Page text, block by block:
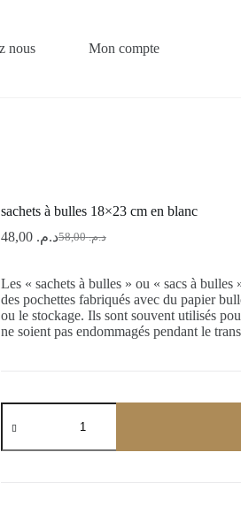
nous Mon compte
sachets à bulles 18×23 cm en blanc
د.م.58,00
Le
initial
était :
د.م. 58,00.
د.م. 48,00
Le
actuel
est :
د.م. 48,00.
Les « sachets à bulles » ou « sacs à bulles
des pochettes fabriqués avec du papier
ou le stockage. Ils sont souvent utilisés
ne soient pas endommagés pendant le
quantité
de
à